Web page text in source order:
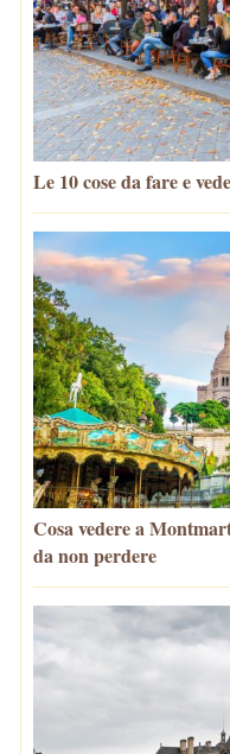
Le 10 cose da fare e
Cosa vedere a
da non perdere